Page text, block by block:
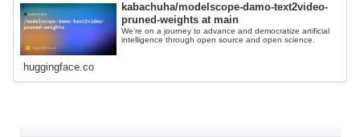
kabachuha/modelscope-damo-text2video-
pruned-weights at main
We’re on a journey to advance and democratize artificial
intelligence through open source and open science.
huggingface.co